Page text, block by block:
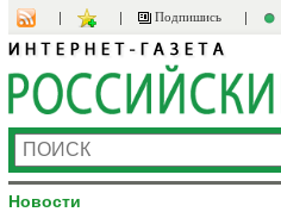
Подпишись
Новости